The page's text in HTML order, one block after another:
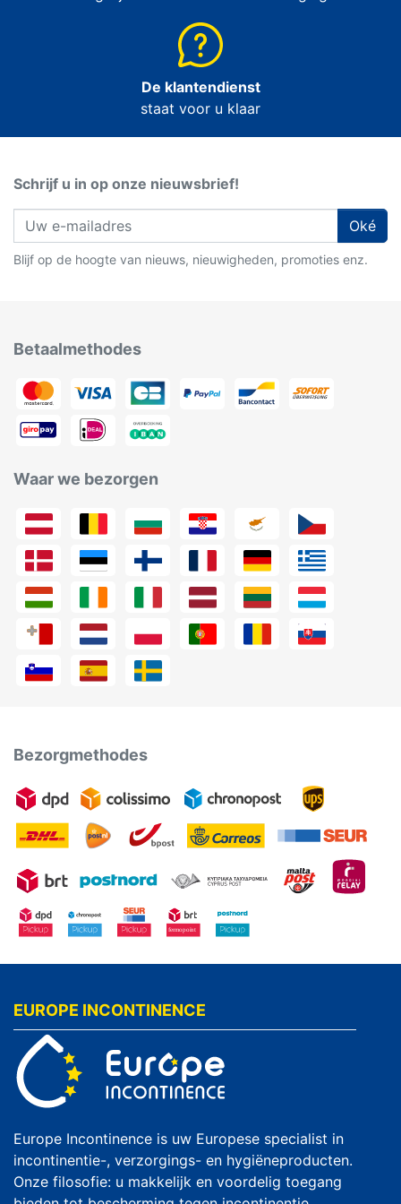
De klantendienst
staat voor u klaar
Schrijf u in op onze nieuwsbrief!
Oké
Blijf op de hoogte van nieuws, nieuwigheden, promoties enz.
Betaalmethodes
Waar we bezorgen
Bezorgmethodes
EUROPE INCONTINENCE
Europe Incontinence is uw Europese specialist in
incontinentie-, verzorgings- en hygiëneproducten.
Onze filosofie: u makkelijk en voordelig toegang